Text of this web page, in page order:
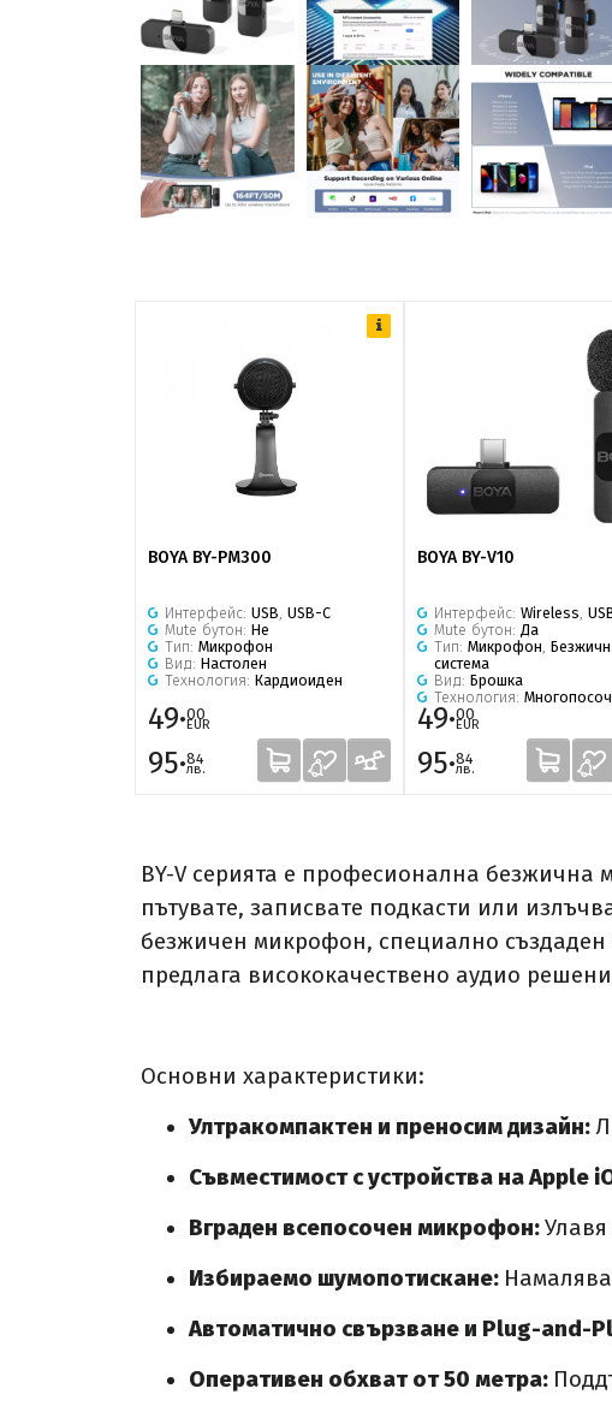
BOYA BY-PM300
Интерфейс: USB USB-C
Mute бутон: Не
Тип: Микрофон
Вид: Настолен
Технология: Кардиоиден
49·00
EUR
95·84
лв.
BOYA BY-V10
Интерфейс: Wireless
Mute бутон: Да
Тип: Микрофон
система
Вид: Брошка
Технология:
49·00
EUR
95·84
лв.
BY-V серията е професионална
пътувате, записвате подкасти или
безжичен микрофон, специално създаден
предлага висококачествено аудио
Основни характеристики:
Ултракомпактен и преносим дизайн:
Съвместимост с устройства на Apple
Вграден всепосочен микрофон:
Избираемо шумопотискане:
Автоматично свързване и Plug-and-
Оперативен обхват от 50 метра: